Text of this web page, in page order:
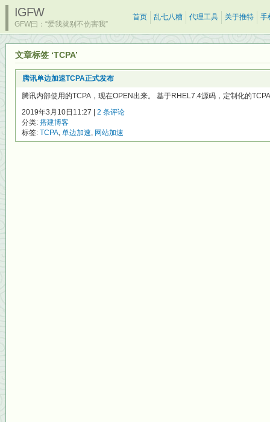
IGFW
GFW曰：“爱我就别不伤害我”
首页 乱七八糟 代理工具 关于推特 手
文章标签 ‘TCPA’
腾讯单边加速TCPA正式发布
腾讯内部使用的TCPA，现在OPEN出来。 基于RHEL7.4源码，定制化的
2019年3月10日11:27 | 2 条评论
分类: 搭建博客
标签: TCPA, 单边加速, 网站加速